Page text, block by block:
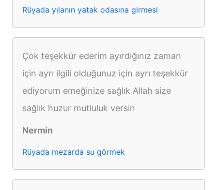
Rüyada yılanın yatak odasına girmesi
Çok teşekkür ederim ayırdığınız zaman
için ayrı ilgili olduğunuz için ayrı teşekkür
ediyorum emeğinize sağlık Allah size
sağlık huzur mutluluk versin
Nermin
Rüyada mezarda su görmek